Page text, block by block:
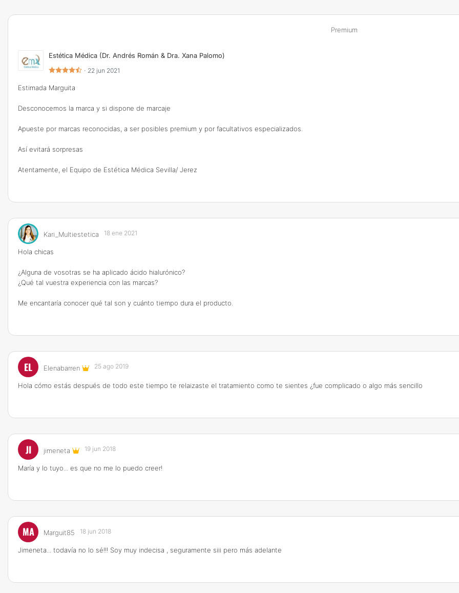
Premium
Estética Médica (Dr. Andrés Román & Dra. Xana Palomo)
· 22 jun 2021
Estimada Marguita
Desconocemos la marca y si dispone de marcaje
Apueste por marcas reconocidas, a ser posibles premium y por facultativos especializados.
Así evitará sorpresas
Atentamente, el Equipo de Estética Médica Sevilla/ Jerez
Kari_Multiestetica 18 ene 2021
Hola chicas
¿Alguna de vosotras se ha aplicado ácido hialurónico?
¿Qué tal vuestra experiencia con las marcas?
Me encantaría conocer qué tal son y cuánto tiempo dura el producto.
EL Elenabarren 25 ago 2019
Hola cómo estás después de todo este tiempo te relaizaste el tratamiento como te sientes ¿fue complicado o algo más sencillo
JI jimeneta 19 jun 2018
María y lo tuyo... es que no me lo puedo creer!
MA Marguit85 18 jun 2018
Jimeneta... todavía no lo sé!!! Soy muy indecisa , seguramente siii pero más adelante